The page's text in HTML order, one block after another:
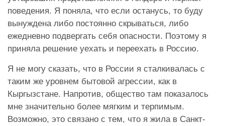
поведения. Я поняла, что если останусь, то буду
вынуждена либо постоянно скрываться, либо
ежедневно подвергать себя опасности. Поэтому я
приняла решение уехать и переехать в Россию.
Я не могу сказать, что в России я сталкивалась с
таким же уровнем бытовой агрессии, как в
Кыргызстане. Напротив, общество там показалось
мне значительно более мягким и терпимым.
Возможно, это связано с тем, что я жила в Санкт-